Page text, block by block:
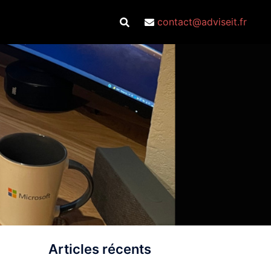
contact@adviseit.fr
Articles récents